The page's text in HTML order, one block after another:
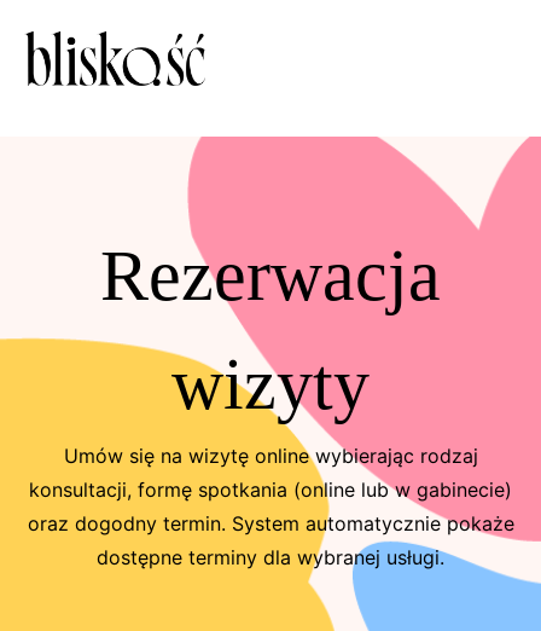
Rezerwacja
wizyty
Umów się na wizytę online wybierając rodzaj
konsultacji, formę spotkania (online lub w gabinecie)
oraz dogodny termin. System automatycznie pokaże
dostępne terminy dla wybranej usługi.